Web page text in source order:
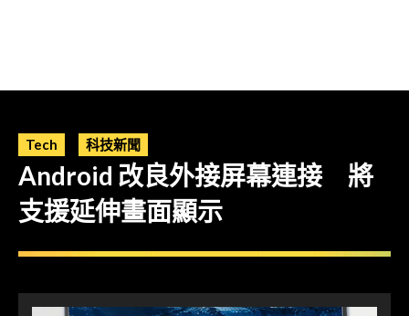
Tech 科技新聞
Android 改良外接屏幕連接 將
支援延伸畫面顯示